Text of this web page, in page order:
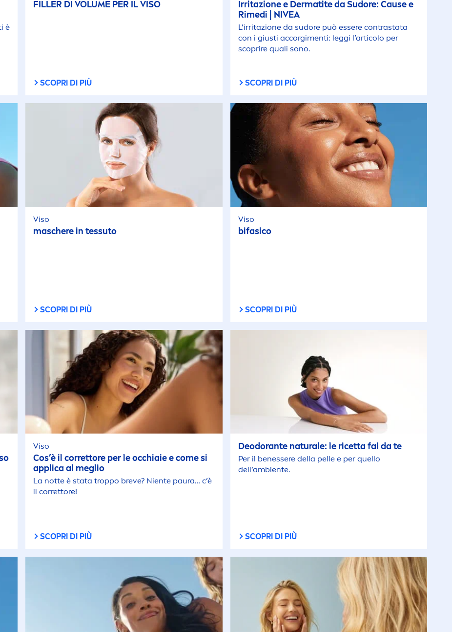
è
FILLER DI VOLUME PER IL VISO
SCOPRI DI PIÙ
Irritazione e Dermatite da Sudore: Cause e
Rimedi | NIVEA
L’irritazione da sudore può essere contrastata
con i giusti accorgimenti: leggi l’articolo per
scoprire quali sono.
SCOPRI DI PIÙ
Viso
maschere in tessuto
SCOPRI DI PIÙ
Viso
bifasico
SCOPRI DI PIÙ
Viso
Cos’è il correttore per le occhiaie e come si
applica al meglio
La notte è stata troppo breve? Niente paura… c’è
il correttore!
SCOPRI DI PIÙ
Deodorante naturale: le ricetta fai da te
Per il benessere della pelle e per quello
dell’ambiente.
SCOPRI DI PIÙ